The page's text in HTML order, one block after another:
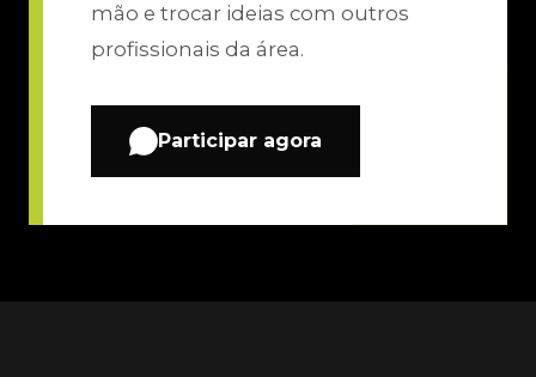
mão e trocar ideias com outros
profissionais da área.
Participar agora